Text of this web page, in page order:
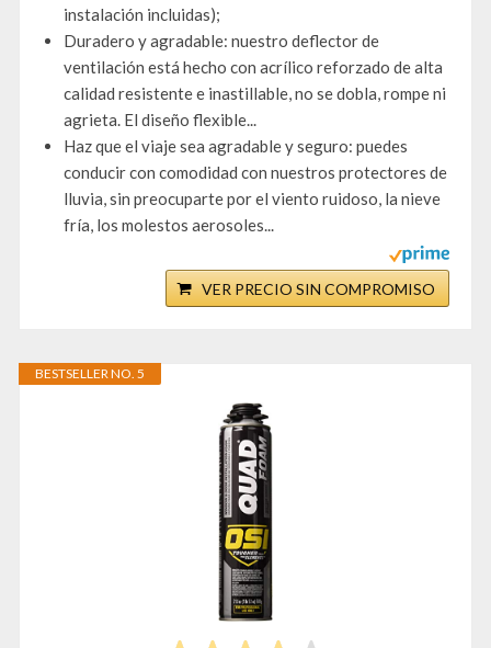
instalación incluidas);
Duradero y agradable: nuestro deflector de
ventilación está hecho con acrílico reforzado de alta
calidad resistente e inastillable, no se dobla, rompe ni
agrieta. El diseño flexible...
Haz que el viaje sea agradable y seguro: puedes
conducir con comodidad con nuestros protectores de
lluvia, sin preocuparte por el viento ruidoso, la nieve
fría, los molestos aerosoles...
VER PRECIO SIN COMPROMISO
BESTSELLER NO. 5